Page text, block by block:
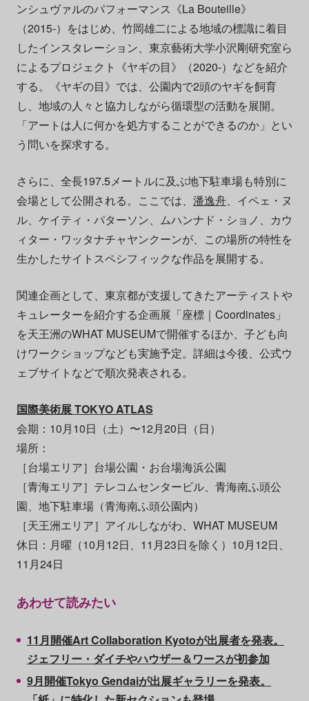
ンシュヴァルのパフォーマンス《La Bouteille》
（2015-）をはじめ、竹岡雄二による地域の標識に着目
したインスタレーション、東京藝術大学小沢剛研究室ら
によるプロジェクト《ヤギの目》（2020-）などを紹介
する。《ヤギの目》では、公園内で2頭のヤギを飼育
し、地域の人々と協力しながら循環型の活動を展開。
「アートは人に何かを処方することができるのか」とい
う問いを探求する。
さらに、全長197.5メートルに及ぶ地下駐車場も特別に
会場として公開される。ここでは、 潘逸舟、イペェ・ヌ
ル、ケイティ・パターソン、ムハンナド・ショノ、カウ
ィター・ワッタナチャヤンクーンが、この場所の特性を
生かしたサイトスペシフィックな作品を展開する。
関連企画として、東京都が支援してきたアーティストや
キュレーターを紹介する企画展「座標｜Coordinates」
を天王洲のWHAT MUSEUMで開催するほか、子ども向
けワークショップなども実施予定。詳細は今後、公式ウ
ェブサイトなどで順次発表される。
国際美術展 TOKYO ATLAS
会期：10月10日（土）〜12月20日（日）
場所：
［台場エリア］台場公園・お台場海浜公園
［青海エリア］テレコムセンタービル、青海南ふ頭公
園、地下駐車場（青海南ふ頭公園内）
［天王洲エリア］アイルしながわ、WHAT MUSEUM
休日：月曜（10月12日、11月23日を除く）10月12日、
11月24日
あわせて読みたい
11月開催Art Collaboration Kyotoが出展者を発表。
ジェフリー・ダイチやハウザー＆ワースが初参加
9月開催Tokyo Gendaiが出展ギャラリーを発表。